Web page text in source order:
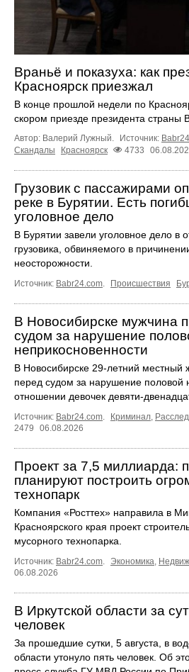
Враньё и показуха: как
Красноярск приезжал
В конце прошлой недели по
скором приезде президента страны
Автор: Валерий Лужный. Источник:
Скандалы
Красноярск 4733
Грузовик с пассажирами
реке в Бурятии. Есть
уголовное дело
В Бурятии завели уголовное дело в
грузовика, обвиняемого в
неосторожности.
Источник: Babr24.com. Происшествия
В Новосибирске мужчина
судом за нарушение
неприкосновенности
В Новосибирске 29-летний местный
перед судом за нарушение половой
отношении девочек девяти-
Источник: Babr24.com. Криминал,
2479
06.08.2026
Проект за 7,5 миллиарда:
планируют построить
технопарк
Компания «Росттех» направила в
Красноярского края проект
мусорного технопарка.
Источник: Babr24.com. Экономика,
06.08.2026
В Иркутской области за
человек
За прошедшие сутки, 5 августа, в
области утонуло пять человек. Об